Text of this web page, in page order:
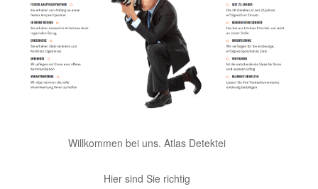
Willkommen bei uns. Atlas Detektei
Hier sind Sie richtig